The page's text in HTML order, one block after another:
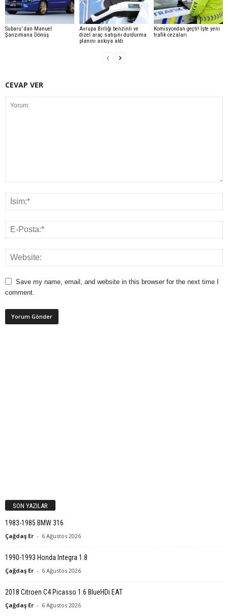
Subaru’ dan Manuel
Şanzımana Dönüş
Avrupa Birliği benzinli ve
dizel araç satışını durdurma
planını askıya aldı
Komisyondan geçti! İşte yeni
trafik cezaları
CEVAP VER
Save my name, email, and website in this browser for the next time I
comment.
SON YAZILAR
1983-1985 BMW 316
Çağdaş Er - 6 Ağustos 2026
1990-1993 Honda Integra 1.8
Çağdaş Er - 6 Ağustos 2026
2018 Citroen C4 Picasso 1.6 BlueHDi EAT
Çağdaş Er - 6 Ağustos 2026